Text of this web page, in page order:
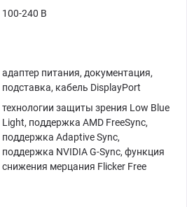
100-240 В
адаптер питания, документация,
подставка, кабель DisplayPort
технологии защиты зрения Low Blue
Light, поддержка AMD FreeSync,
поддержка Adaptive Sync,
поддержка NVIDIA G-Sync, функция
снижения мерцания Flicker Free